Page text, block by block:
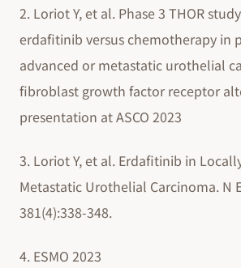
2. Loriot Y, et al. Phase 3 THOR
erdafitinib versus chemotherapy in
advanced or metastatic urothelial
fibroblast growth factor receptor
presentation at ASCO 2023
3. Loriot Y, et al. Erdafitinib in
Metastatic Urothelial Carcinoma. N
381(4):338-348.
4. ESMO 2023